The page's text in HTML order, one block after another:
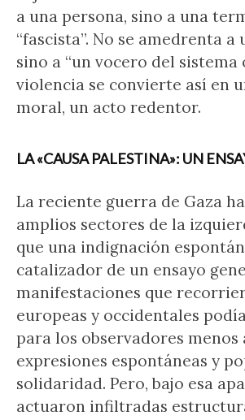
a una persona, sino a una
“fascista”. No se amedrenta
sino a “un vocero del sistema
violencia se convierte así en
moral, un acto redentor.
LA «CAUSA PALESTINA»: UN
La reciente guerra de Gaza
amplios sectores de la
que una indignación
catalizador de un ensayo
manifestaciones que
europeas y occidentales
para los observadores menos
expresiones espontáneas y
solidaridad. Pero, bajo esa
actuaron infiltradas